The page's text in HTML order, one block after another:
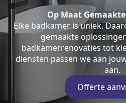
Op Maat
Elke badkamer is uniek.
gemaakte
badkamerrenovaties tot
diensten passen we aan
aan.
Offerte